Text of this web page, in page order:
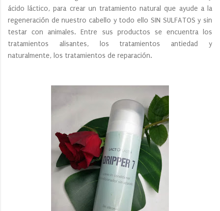
ácido láctico, para crear un tratamiento natural que ayude a la
regeneración de nuestro cabello y todo ello SIN SULFATOS y sin
testar con animales. Entre sus productos se encuentra los
tratamientos alisantes, los tratamientos antiedad y
naturalmente, los tratamientos de reparación.